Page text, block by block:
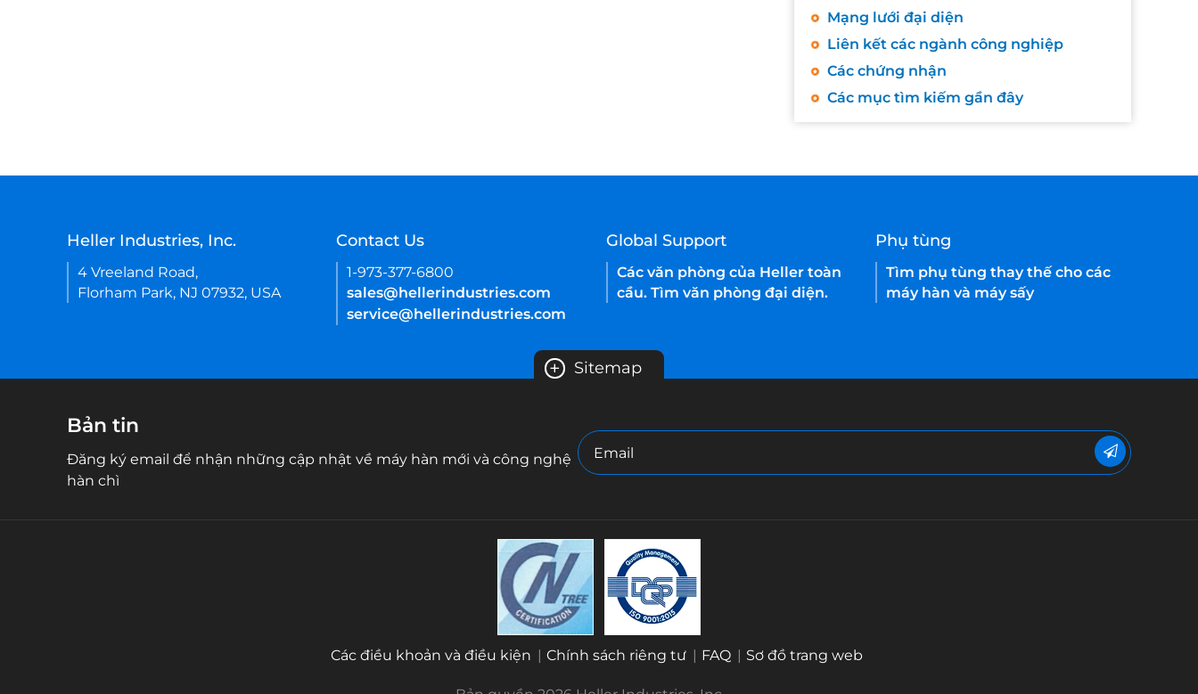
Mạng lưới đại diện
Liên kết các ngành công nghiệp
Các chứng nhận
Các mục tìm kiếm gần đây
Heller Industries, Inc.
4 Vreeland Road,
Florham Park, NJ 07932, USA
Contact Us
1-973-377-6800
sales@hellerindustries.com
service@hellerindustries.com
Global Support
Các văn phòng của Heller toàn
cầu. Tìm văn phòng đại diện.
Phụ tùng
Tìm phụ tùng thay thế cho các
máy hàn và máy sấy
+ Sitemap
Bản tin
Đăng ký email để nhận những cập nhật về máy hàn mới và công nghệ
hàn chì
Các điều khoản và điều kiện Chính sách riêng tư FAQ Sơ đồ trang web